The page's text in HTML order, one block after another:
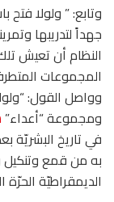
وتابع: ” ولولا فتح
جهداً لتدريبها
النظام أن تعيش
المجموعات
وواصل القول:
ومجموعة “أعداء”
في تاريخ البشريّة
به من قمع وتنكيل
الديمقراطيّة الحرّة